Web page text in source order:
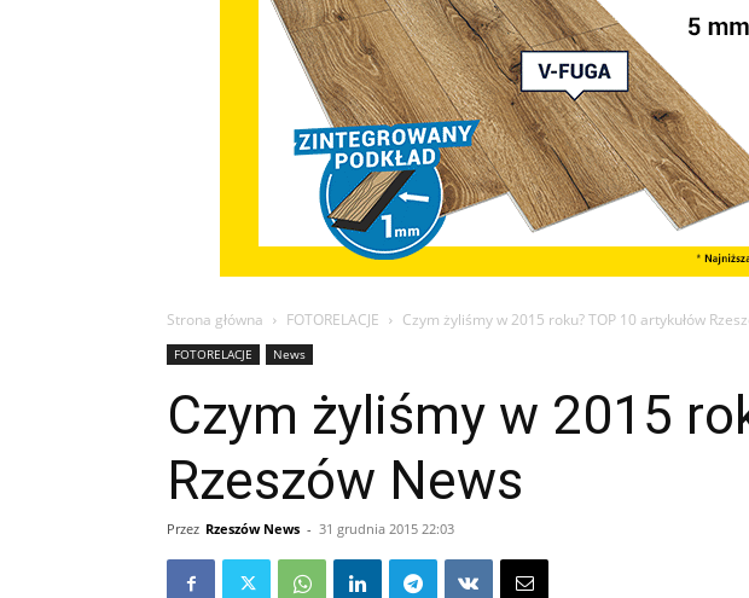
Strona główna FOTORELACJE Czym żyliśmy w 2015 roku? TOP 10 artykułów
FOTORELACJE News
Czym żyliśmy w 2015
Rzeszów News
Przez Rzeszów News - 31 grudnia 2015 22:03